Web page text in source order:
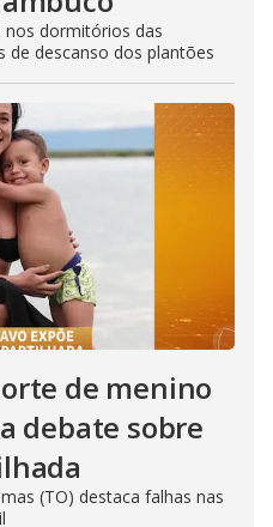
dormitórios das
de descanso dos plantões
de menino
debate sobre
(TO) destaca falhas nas